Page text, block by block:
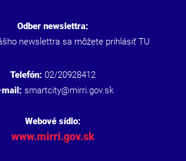
Odber newslettra:
newslettra sa môžete prihlásiť TU
Telefón: 02/20928412
mail: smartcity@mirri.gov.sk
Webové sídlo:
www.mirri.gov.sk